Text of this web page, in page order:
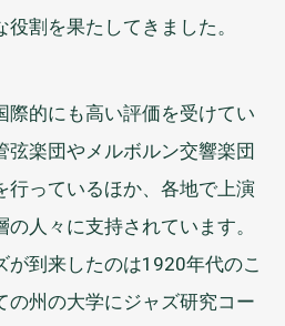
役割 を果たしてきました。
際的にも高い評価を受けてい
弦楽団やメルボルン交響楽団
行っているほか、各地で 上演
の 人々 に支持されています。
が到来したのは1920年代のこ
の州の大学にジャズ研究コー